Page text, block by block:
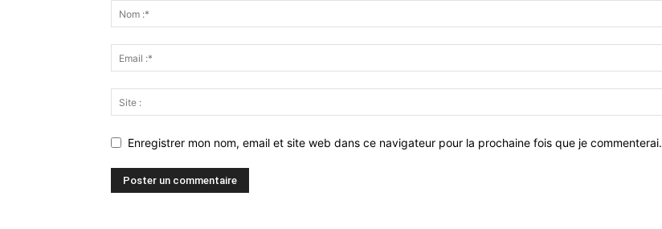
Enregistrer mon nom, email et site web dans ce navigateur pour la prochaine fois que je commenterai.